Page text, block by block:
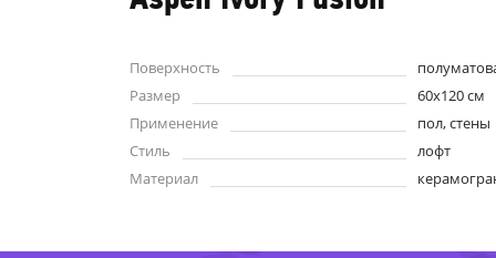
Поверхность
Размер
60x120 см
Применение
пол, стены
Стиль
лофт
Материал
-
-32%